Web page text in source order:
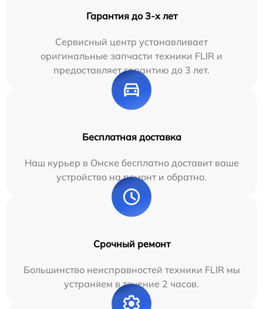
Гарантия до 3-х лет
Сервисный центр устанавливает
оригинальные запчасти техники FLIR и
предоставляет гарантию до 3 лет.
Бесплатная доставка
Наш курьер в Омске бесплатно доставит ваше
устройство на ремонт и обратно.
Срочный ремонт
Большинство неисправностей техники FLIR мы
устраняем в течение 2 часов.